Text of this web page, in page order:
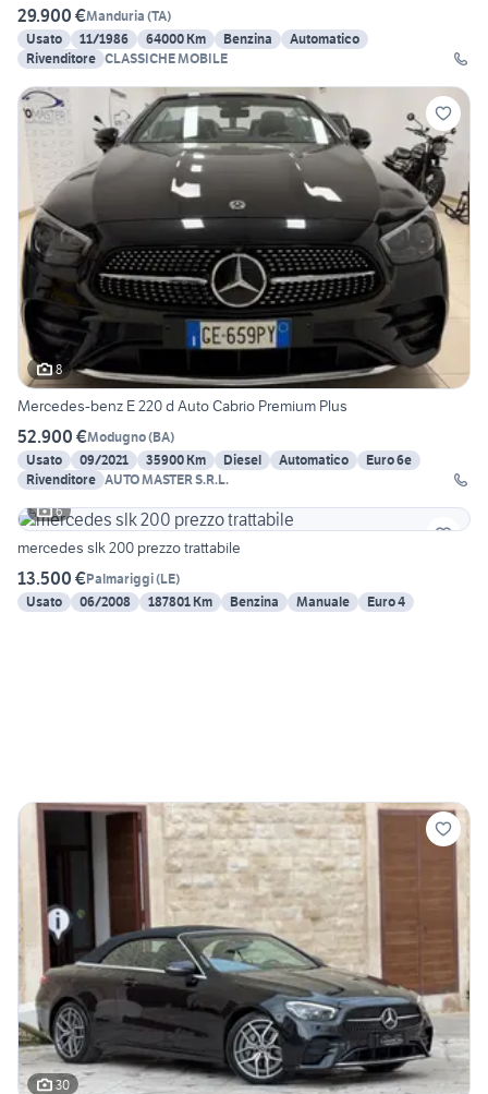
29.900 €Manduria (TA)
Usato
11/1986 64000 Km Benzina
Automatico
Rivenditore CLASSICHE MOBILE
8
Mercedes-benz E 220 d Auto Cabrio Premium Plus
52.900 €Modugno(BA)
Usato
09/2021 35900 Km Diesel Automatico
Euro 6e
Rivenditore AUTO MASTER S.R.L.
6
mercedes slk 200 prezzo trattabile
13.500 €Palmariggi(LE)
Usato
06/2008 187801 Km Benzina Manuale Euro 4
30